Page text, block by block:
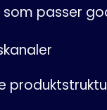
passer